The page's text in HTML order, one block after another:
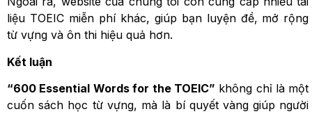
liệu TOEIC miễn phí khác, giúp bạn luyện đề, mở rộng
từ vựng và ôn thi hiệu quả hơn.
Kết luận
“600 Essential Words for the TOEIC” không chỉ là một
cuốn sách học từ vựng, mà là bí quyết vàng giúp người